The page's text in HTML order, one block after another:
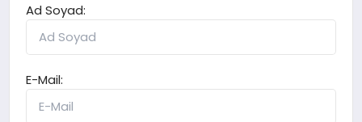
Ad Soyad:
E-Mail: